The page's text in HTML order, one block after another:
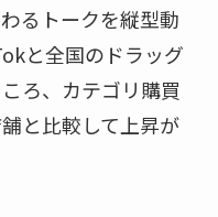
るトークを縦型動
と全国のドラッグ
ろ、カテゴリ購買
と比較して上昇が